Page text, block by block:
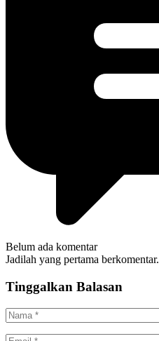
Belum ada komentar
Jadilah yang pertama berkomentar.
Tinggalkan Balasan